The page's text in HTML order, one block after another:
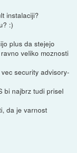
instalaciji?
:)
plus da stejejo
veliko moznosti
security advisory-
bi najbrz tudi prisel
da je varnost